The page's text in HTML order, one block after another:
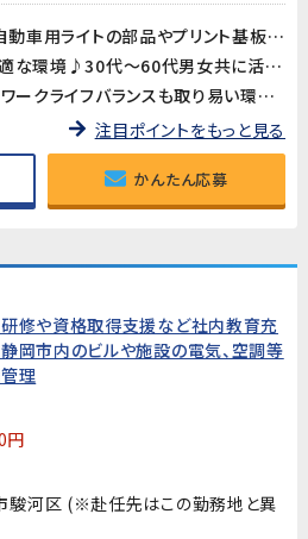
《職業紹介》就業先は、自動車用ライトの部品やプリント基板用端子などを製造している企業です。長期的に安定した就業が見込めます!
作業場は空調完備で快適な環境♪30代～60代男女共に活躍中!
残業はほぼありません。ワークライフバランスも取り易い環境です。
注目ポイントをもっと見る
かんたん応募
修や資格取得支援など社内教育充
岡市内のビルや施設の電気、空調等
理
円
駿河区 (※赴任先はこの勤務地と異